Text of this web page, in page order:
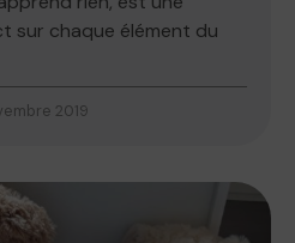
sur chaque élément du
2019